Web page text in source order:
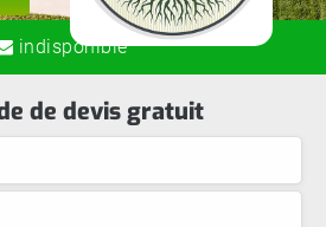
indisponible
de devis gratuit